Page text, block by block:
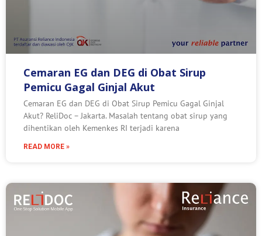
Cemaran EG dan DEG di Obat Sirup
Pemicu Gagal Ginjal Akut
Cemaran EG dan DEG di Obat Sirup Pemicu Gagal Ginjal
Akut? ReliDoc – Jakarta. Masalah tentang obat sirup yang
dihentikan oleh Kemenkes RI terjadi karena
READ MORE »